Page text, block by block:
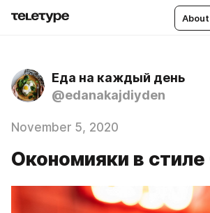
Еда на каждый день
@edanakajdiyden
November 5, 2020
Окономияки в